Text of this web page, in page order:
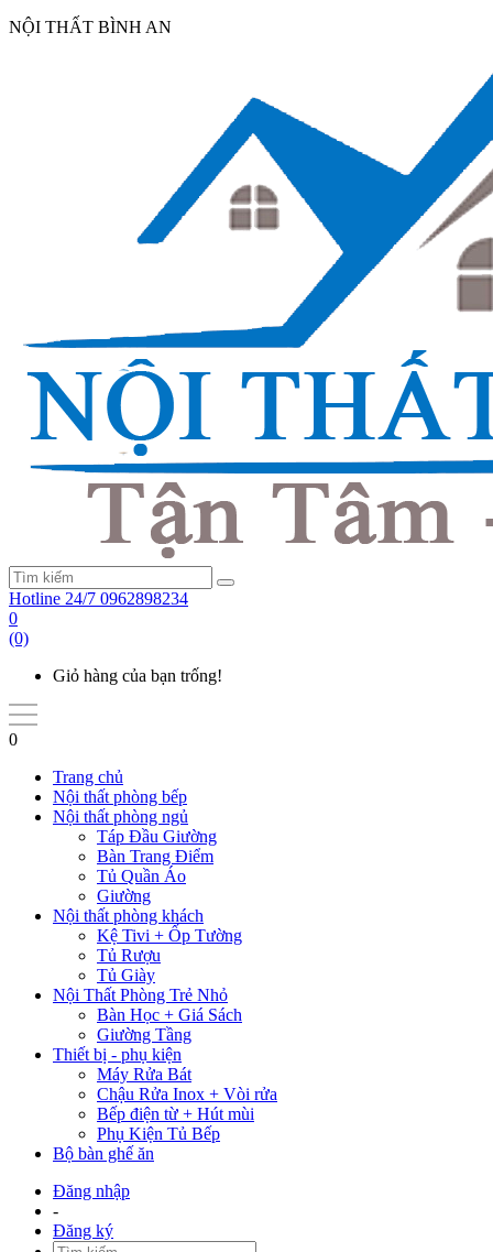
NỘI THẤT BÌNH AN
Hotline 24/7 0962898234
0
(0)
Giỏ hàng của bạn trống!
0
Trang chủ
Nội thất phòng bếp
Nội thất phòng ngủ
Táp Đầu Giường
Bàn Trang Điểm
Tủ Quần Áo
Giường
Nội thất phòng khách
Kệ Tivi + Ốp Tường
Tủ Rượu
Tủ Giày
Nội Thất Phòng Trẻ Nhỏ
Bàn Học + Giá Sách
Giường Tầng
Thiết bị - phụ kiện
Máy Rửa Bát
Chậu Rửa Inox + Vòi rửa
Bếp điện từ + Hút mùi
Phụ Kiện Tủ Bếp
Bộ bàn ghế ăn
Đăng nhập
-
Đăng ký